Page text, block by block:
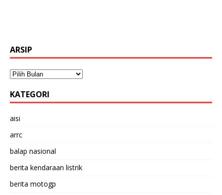
ARSIP
KATEGORI
aisi
arrc
balap nasional
berita kendaraan listrik
berita motogp